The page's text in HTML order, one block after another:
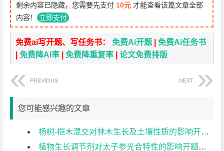
剩余内容已隐藏，您需要先支付 10元 才能查看该篇文章全部
内容！ 立即支付
免费ai写开题、写任务书：免费Ai开题 |免费Ai任务书
|免费降AI率 |免费降重复率 |论文免费排版
PREVIOUS NEXT
您可能感兴趣的文章
杨树-桤木混交对林木生长及土壤性质的影响开题报告
植物生长调节剂对太子参光合特性的影响开题报告